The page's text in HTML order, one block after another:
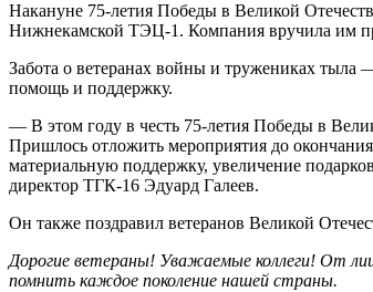
Накануне 75-летия Победы в Великой
Нижнекамской ТЭЦ-1. Компания вручила им
Забота о ветеранах войны и тружениках тыла
помощь и поддержку.
— В этом году в честь 75-летия Победы в
Пришлось отложить мероприятия до
материальную поддержку, увеличение
директор ТГК-16 Эдуард Галеев.
Он также поздравил ветеранов Великой
Дорогие ветераны! Уважаемые коллеги! От
помнить каждое поколение нашей страны.